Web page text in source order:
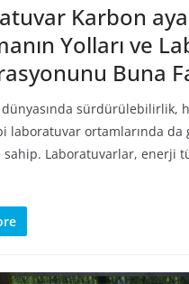
Karbon
Yolları ve
Buna
sürdürülebilirlik,
laboratuvar ortamlarında da
sahip. Laboratuvarlar, enerji